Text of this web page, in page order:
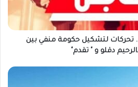
تحركات لتشكيل حكومة منفي بين
دقلو و " تقدم"